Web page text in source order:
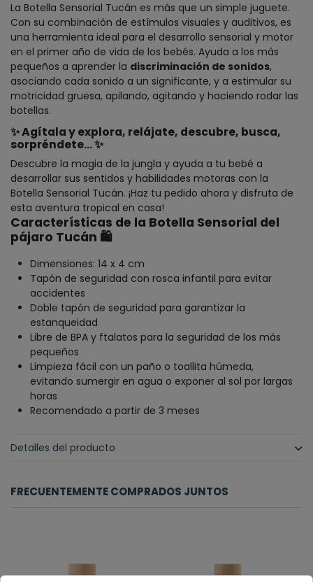
La Botella Sensorial Tucán es más que un simple juguete.
Con su combinación de estímulos visuales y auditivos, es
una herramienta ideal para el desarrollo sensorial y motor
en el primer año de vida de los bebés. Ayuda a los más
pequeños a aprender la discriminación de sonidos,
asociando cada sonido a un significante, y a estimular su
motricidad gruesa, apilando, agitando y haciendo rodar las
botellas.
✨ Agítala y explora, relájate, descubre, busca,
sorpréndete... ✨
Descubre la magia de la jungla y ayuda a tu bebé a
desarrollar sus sentidos y habilidades motoras con la
Botella Sensorial Tucán. ¡Haz tu pedido ahora y disfruta de
esta aventura tropical en casa!
Características de la Botella Sensorial del
pájaro Tucán 🛍️
Dimensiones: 14 x 4 cm
Tapón de seguridad con rosca infantil para evitar
accidentes
Doble tapón de seguridad para garantizar la
estanqueidad
Libre de BPA y ftalatos para la seguridad de los más
pequeños
Limpieza fácil con un paño o toallita húmeda,
evitando sumergir en agua o exponer al sol por largas
horas
Recomendado a partir de 3 meses
Detalles del producto
FRECUENTEMENTE COMPRADOS JUNTOS